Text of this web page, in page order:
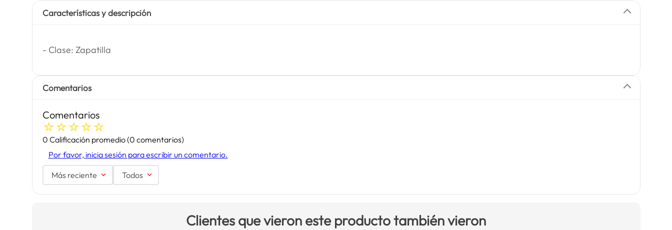
Características y descripción
- Clase: Zapatilla
Comentarios
Comentarios
☆☆☆☆☆
0 Calificación promedio(0 comentarios)
Por favor, inicia sesión para escribir un comentario.
Más reciente Todos
Clientes que vieron este producto también vieron